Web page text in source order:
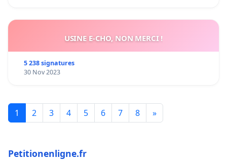
USINE E-CHO, NON MERCI !
5 238 signatures
30 Nov 2023
1 2 3 4 5 6 7 8 »
Petitionenligne.fr